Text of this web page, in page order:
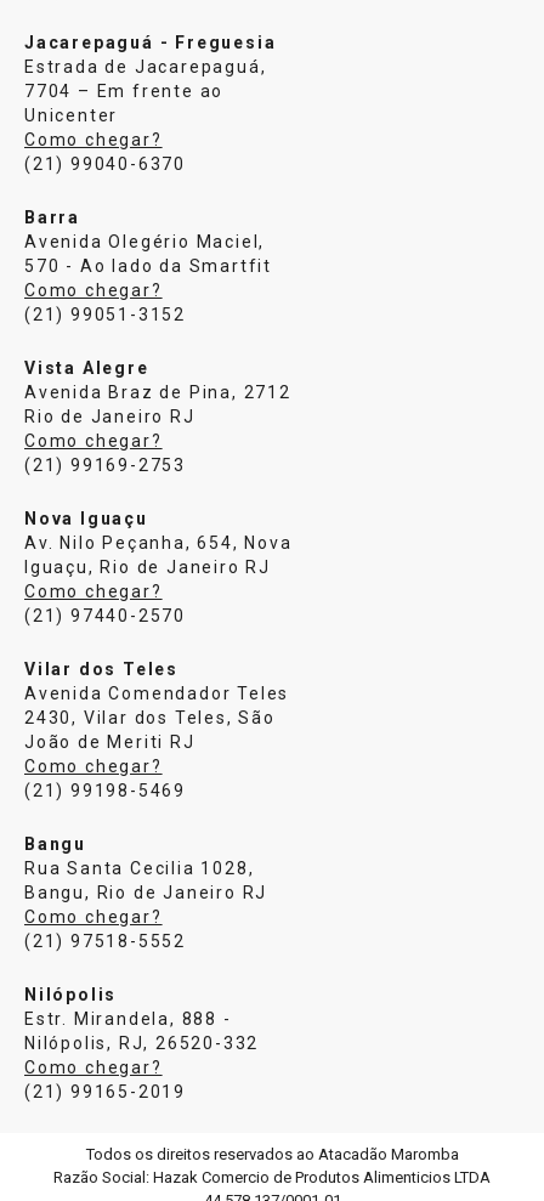
Jacarepaguá - Freguesia
Estrada de Jacarepaguá,
7704 – Em frente ao
Unicenter
Como chegar?
(21) 99040-6370
Barra
Avenida Olegério Maciel,
570 - Ao lado da Smartfit
Como chegar?
(21) 99051-3152
Vista Alegre
Avenida Braz de Pina, 2712
Rio de Janeiro RJ
Como chegar?
(21) 99169-2753
Nova Iguaçu
Av. Nilo Peçanha, 654, Nova
Iguaçu, Rio de Janeiro RJ
Como chegar?
(21) 97440-2570
Vilar dos Teles
Avenida Comendador Teles
2430, Vilar dos Teles, São
João de Meriti RJ
Como chegar?
(21) 99198-5469
Bangu
Rua Santa Cecilia 1028,
Bangu, Rio de Janeiro RJ
Como chegar?
(21) 97518-5552
Nilópolis
Estr. Mirandela, 888 -
Nilópolis, RJ, 26520-332
Como chegar?
(21) 99165-2019
Todos os direitos reservados ao Atacadão Maromba
Razão Social: Hazak Comercio de Produtos Alimenticios LTDA